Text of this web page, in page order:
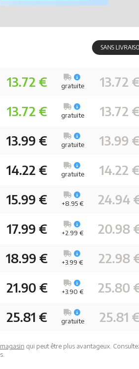
SANS
13.72 € 13.72
gratuite
13.72 € 13.72
gratuite
13.99 € 13.99
gratuite
14.22 € 14.22
gratuite
15.99 € 24.94
+8.95 €
17.99 € 20.98
+2.99 €
18.99 € 22.98
+3.99 €
21.90 € 25.80
+3.90 €
25.81 € 25.81
gratuite
qui peut être plus avantageux.